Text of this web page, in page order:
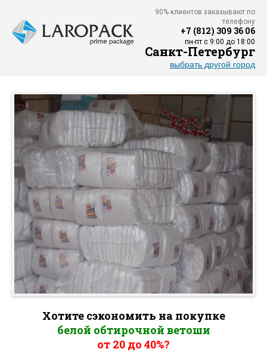
90% клиентов заказывают по
телефону
+7 (812) 309 36 06
пн-пт с 9:00 до 18:00
Санкт-Петербург
выбрать другой город
Хотите сэкономить на покупке
белой обтирочной ветоши
от 20 до 40%?